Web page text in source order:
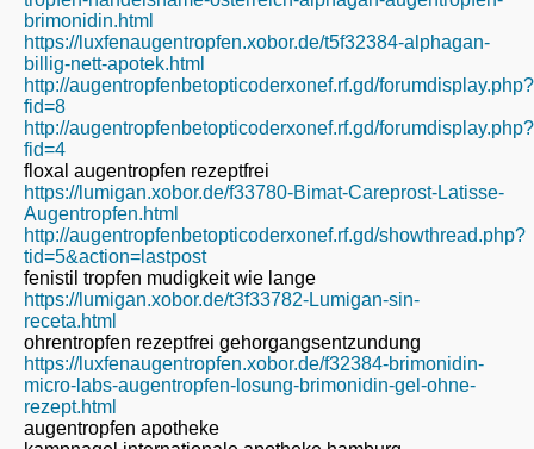
brimonidin.html
https://luxfenaugentropfen.xobor.de/t5f32384-alphagan-
billig-nett-apotek.html
http://augentropfenbetopticoderxonef.rf.gd/forumdisplay.php?
fid=8
http://augentropfenbetopticoderxonef.rf.gd/forumdisplay.php?
fid=4
floxal augentropfen rezeptfrei
https://lumigan.xobor.de/f33780-Bimat-Careprost-Latisse-
Augentropfen.html
http://augentropfenbetopticoderxonef.rf.gd/showthread.php?
tid=5&action=lastpost
fenistil tropfen mudigkeit wie lange
https://lumigan.xobor.de/t3f33782-Lumigan-sin-
receta.html
ohrentropfen rezeptfrei gehorgangsentzundung
https://luxfenaugentropfen.xobor.de/f32384-brimonidin-
micro-labs-augentropfen-losung-brimonidin-gel-ohne-
rezept.html
augentropfen apotheke